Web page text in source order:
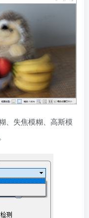
、失焦模糊、高斯模